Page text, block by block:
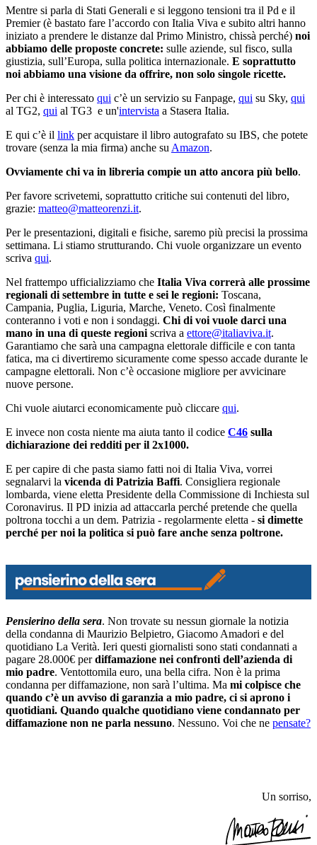
Mentre si parla di Stati Generali e si leggono tensioni tra il Pd e il
Premier (è bastato fare l’accordo con Italia Viva e subito altri hanno
iniziato a prendere le distanze dal Primo Ministro, chissà perché) noi
abbiamo delle proposte concrete: sulle aziende, sul fisco, sulla
giustizia, sull’Europa, sulla politica internazionale. E soprattutto
noi abbiamo una visione da offrire, non solo singole ricette.
Per chi è interessato qui c’è un servizio su Fanpage, qui su Sky, qui
al TG2, qui al TG3 e un'intervista a Stasera Italia.
E qui c’è il link per acquistare il libro autografato su IBS, che potete
trovare (senza la mia firma) anche su Amazon.
Ovviamente chi va in libreria compie un atto ancora più bello.
Per favore scrivetemi, soprattutto critiche sui contenuti del libro,
grazie: matteo@matteorenzi.it.
Per le presentazioni, digitali e fisiche, saremo più precisi la prossima
settimana. Li stiamo strutturando. Chi vuole organizzare un evento
scriva qui.
Nel frattempo ufficializziamo che Italia Viva correrà alle prossime
regionali di settembre in tutte e sei le regioni: Toscana,
Campania, Puglia, Liguria, Marche, Veneto. Così finalmente
conteranno i voti e non i sondaggi. Chi di voi vuole darci una
mano in una di queste regioni scriva a ettore@italiaviva.it.
Garantiamo che sarà una campagna elettorale difficile e con tanta
fatica, ma ci divertiremo sicuramente come spesso accade durante le
campagne elettorali. Non c’è occasione migliore per avvicinare
nuove persone.
Chi vuole aiutarci economicamente può cliccare qui.
E invece non costa niente ma aiuta tanto il codice C46 sulla
dichiarazione dei redditi per il 2x1000.
E per capire di che pasta siamo fatti noi di Italia Viva, vorrei
segnalarvi la vicenda di Patrizia Baffi. Consigliera regionale
lombarda, viene eletta Presidente della Commissione di Inchiesta sul
Coronavirus. Il PD inizia ad attaccarla perché pretende che quella
poltrona tocchi a un dem. Patrizia - regolarmente eletta - si dimette
perché per noi la politica si può fare anche senza poltrone.
Pensierino della sera. Non trovate su nessun giornale la notizia
della condanna di Maurizio Belpietro, Giacomo Amadori e del
quotidiano La Verità. Ieri questi giornalisti sono stati condannati a
pagare 28.000€ perdiffamazione nei confronti dell’azienda di
mio padre. Ventottomila euro, una bella cifra. Non è la prima
condanna per diffamazione, non sarà l’ultima. Ma mi colpisce che
quando c’è un avviso di garanzia a mio padre, ci si aprono i
quotidiani. Quando qualche quotidiano viene condannato per
diffamazione non ne parla nessuno. Nessuno. Voi che ne pensate?
Un sorriso,